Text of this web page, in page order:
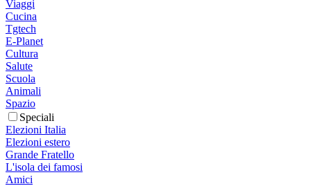
Viaggi
Cucina
Tgtech
E-Planet
Cultura
Salute
Scuola
Animali
Spazio
Speciali
Elezioni Italia
Elezioni estero
Grande Fratello
L'isola dei famosi
Amici